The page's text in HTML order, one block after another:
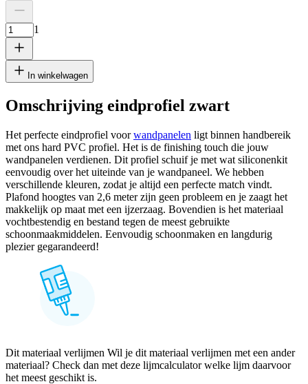
1
In winkelwagen
Omschrijving eindprofiel zwart
Het perfecte eindprofiel voorwandpanelen ligt binnen handbereik
met ons hard PVC profiel. Het is de finishing touch die jouw
wandpanelen verdienen. Dit profiel schuif je met wat siliconenkit
eenvoudig over het uiteinde van je wandpaneel. We hebben
verschillende kleuren, zodat je altijd een perfecte match vindt.
Plafond hoogtes van 2,6 meter zijn geen probleem en je zaagt het
makkelijk op maat met een ijzerzaag. Bovendien is het materiaal
vochtbestendig en bestand tegen de meest gebruikte
schoonmaakmiddelen. Eenvoudig schoonmaken en langdurig
plezier gegarandeerd!
Dit materiaal verlijmen Wil je dit materiaal verlijmen met een ander
materiaal? Check dan met deze lijmcalculator welke lijm daarvoor
het meest geschikt is.